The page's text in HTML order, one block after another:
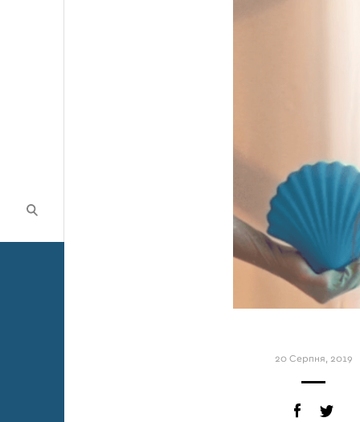
20 Серпня, 2019